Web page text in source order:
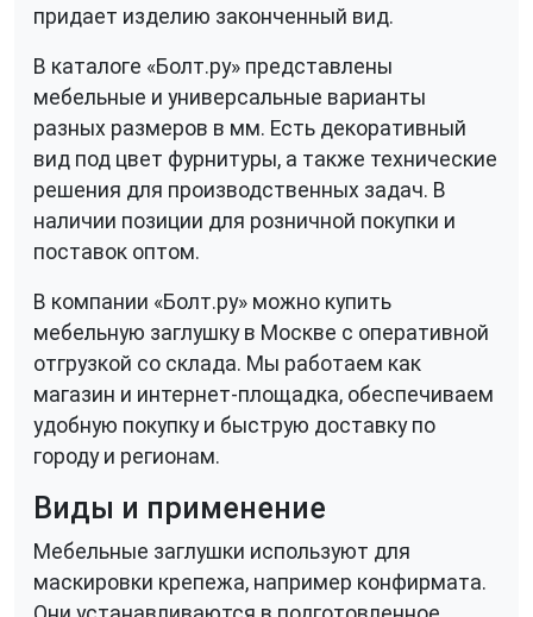
придает изделию законченный вид.
В каталоге «Болт.ру» представлены
мебельные и универсальные варианты
разных размеров в мм. Есть декоративный
вид под цвет фурнитуры, а также технические
решения для производственных задач. В
наличии позиции для розничной покупки и
поставок оптом.
В компании «Болт.ру» можно купить
мебельную заглушку в Москве с оперативной
отгрузкой со склада. Мы работаем как
магазин и интернет-площадка, обеспечиваем
удобную покупку и быструю доставку по
городу и регионам.
Виды и применение
Мебельные заглушки используют для
маскировки крепежа, например конфирмата.